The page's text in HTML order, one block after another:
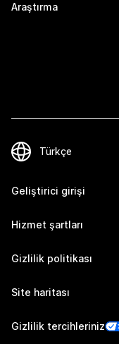
Araştırma
Geliştirici girişi
Hizmet şartları
Gizlilik politikası
Site haritası
Gizlilik tercihleriniz